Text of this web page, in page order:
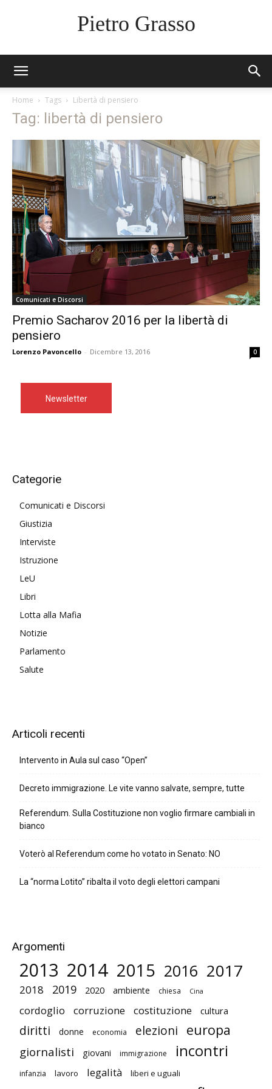
Pietro Grasso
Home Tags Libertà di pensiero
Tag: libertà di pensiero
Comunicati e Discorsi
Premio Sacharov 2016 per la libertà di
pensiero
Lorenzo Pavoncello - Dicembre 13, 2016 0
Newsletter
Categorie
Comunicati e Discorsi
Giustizia
Interviste
Istruzione
LeU
Libri
Lotta alla Mafia
Notizie
Parlamento
Salute
Articoli recenti
Intervento in Aula sul caso “Open”
Decreto immigrazione. Le vite vanno salvate, sempre, tutte
Referendum. Sulla Costituzione non voglio firmare cambiali in
bianco
Voterò al Referendum come ho votato in Senato: NO
La “norma Lotito” ribalta il voto degli elettori campani
Argomenti
2013 2014 2015 2016 2017
2018 2019 2020 ambiente chiesa Cina
cordoglio corruzione costituzione cultura
diritti donne economia elezioni europa
giornalisti giovani immigrazione incontri
infanzia lavoro legalità liberi e uguali